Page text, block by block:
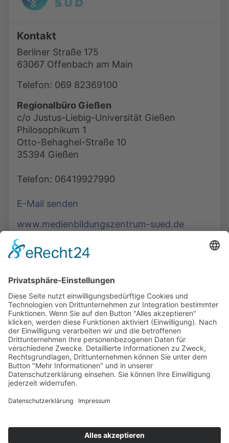
Kontakt
Berliner Straße 175
63067 Offenbach am Main
Telefon: 069 82369100
Regionalbüro Gießen
c/o Justus-Liebig-Universität Gießen
Philosophikum 1
Otto-Behaghel-Straße 10
35394 Gießen
Telefon: 06419927990
E-Mail senden
www.medienbildungszentrum-sued.de
Podcasts, Themen und Informationen.
Entdecken Sie unser Forum für Medien, Bildung
und Demokratie - jederzeit und überall
verfügbar.
Mehr erfahren
COOKIE-EINSTELLUNGEN